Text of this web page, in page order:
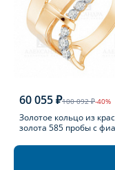
60 055 ₽100 092 ₽-40%
Золотое кольцо из
золота 585 пробы с